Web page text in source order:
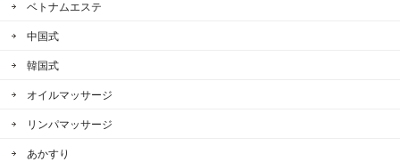
ベトナムエステ
中国式
韓国式
オイルマッサージ
リンパマッサージ
あかすり